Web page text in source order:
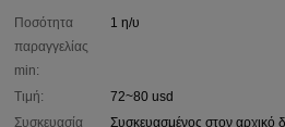
Ποσότητα
παραγγελίας
min:
1 η/υ
Τιμή:
72~80 usd
Συσκευασία
Συσκευασμένος στον αρχικό